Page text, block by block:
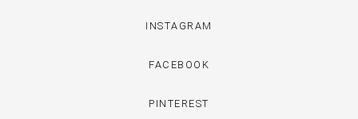
INSTAGRAM
FACEBOOK
PINTEREST